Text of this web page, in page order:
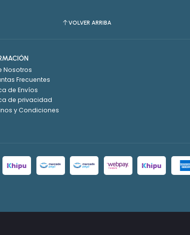
VOLVER ARRIBA
Nosotros
Frecuentes
de Envíos
de privacidad
y Condiciones